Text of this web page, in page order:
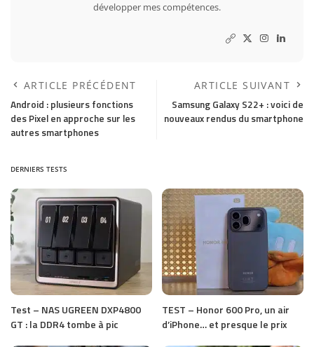
développer mes compétences.
ARTICLE PRÉCÉDENT
Android : plusieurs fonctions
des Pixel en approche sur les
autres smartphones
ARTICLE SUIVANT
Samsung Galaxy S22+ : voici de
nouveaux rendus du smartphone
DERNIERS TESTS
Test – NAS UGREEN DXP4800
GT : la DDR4 tombe à pic
TEST – Honor 600 Pro, un air
d’iPhone… et presque le prix